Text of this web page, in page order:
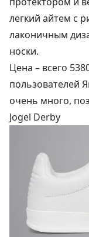
легкий айтем с
лаконичным
носки.
Цена – всего
пользователей
очень много,
Jogel Derby